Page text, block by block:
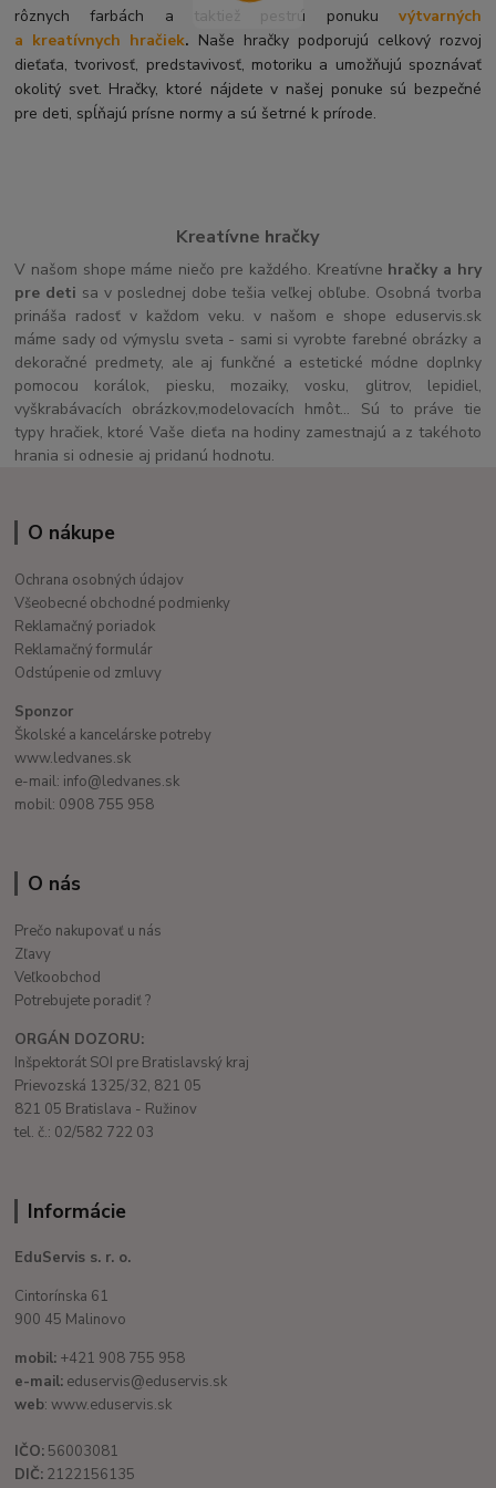
rôznych farbách a taktiež pestrú ponuku výtvarných
a kreatívnych hračiek. Naše hračky podporujú celkový rozvoj
dieťaťa, tvorivosť, predstavivosť, motoriku a umožňujú spoznávať
okolitý svet. Hračky, ktoré nájdete v našej ponuke sú bezpečné
pre deti, spĺňajú prísne normy a sú šetrné k prírode.
Kreatívne hračky
V našom shope máme niečo pre každého. Kreatívne hračky a hry
pre deti sa v poslednej dobe tešia veľkej obľube. Osobná tvorba
prináša radosť v každom veku. v našom e shope eduservis.sk
máme sady od výmyslu sveta - sami si vyrobte farebné obrázky a
dekoračné predmety, ale aj funkčné a estetické módne doplnky
pomocou korálok, piesku, mozaiky, vosku, glitrov, lepidiel,
vyškrabávacích obrázkov,modelovacích hmôt... Sú to práve tie
typy hračiek, ktoré Vaše dieťa na hodiny zamestnajú a z takéhoto
hrania si odnesie aj pridanú hodnotu.
O nákupe
Ochrana osobných údajov
Všeobecné obchodné podmienky
Reklamačný poriadok
Reklamačný formulár
Odstúpenie od zmluvy
Sponzor
Školské a kancelárske potreby
www.ledvanes.sk
e-mail: info@ledvanes.sk
mobil: 0908 755 958
O nás
Prečo nakupovať u nás
Zľavy
Veľkoobchod
Potrebujete poradiť ?
ORGÁN DOZORU:
Inšpektorát SOI pre Bratislavský kraj
Prievozská 1325/32, 821 05
821 05 Bratislava - Ružinov
tel. č.: 02/582 722 03
Informácie
EduServis s. r. o.
Cintorínska 61
900 45 Malinovo
mobil: +421 908 755 958
e-mail: eduservis@eduservis.sk
web: www.eduservis.sk
IČO: 56003081
DIČ: 2122156135